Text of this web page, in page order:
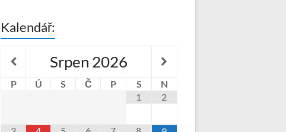
Kalendář:
Srpen 2026
P Ú S Č P S
N
1
2